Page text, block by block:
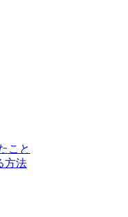
こと
方法